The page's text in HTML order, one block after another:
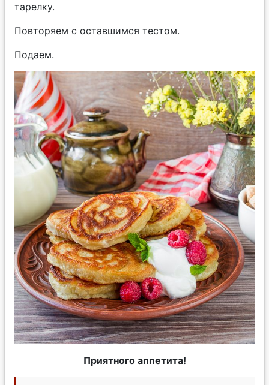
тарелку.
Повторяем с оставшимся тестом.
Подаем.
Приятного аппетита!